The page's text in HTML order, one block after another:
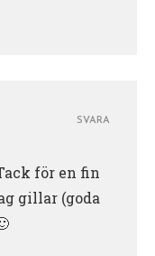
för en fin
gillar (goda
SVARA